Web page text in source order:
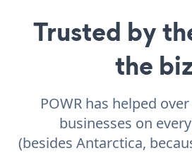
Trusted by
the
POWR has helped
businesses on
(besides Antarctica,